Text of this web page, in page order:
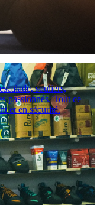
souliers,
passionnés. Tout ce
et en sécurité.